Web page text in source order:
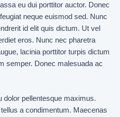
eu dui porttitor auctor. Donec
neque euismod sed. Nunc
id elit quis dictum. Ut vel
eros. Nunc nec pharetra
lacinia porttitor turpis dictum
semper. Donec malesuada ac
dolor pellentesque maximus.
a condimentum. Maecenas